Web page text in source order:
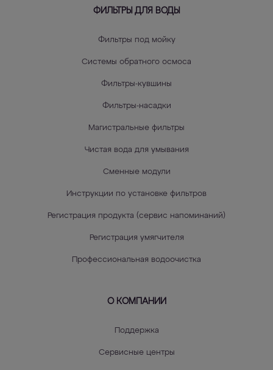
ФИЛЬТРЫ ДЛЯ ВОДЫ
Фильтры под мойку
Системы обратного осмоса
Фильтры-кувшины
Фильтры-насадки
Магистральные фильтры
Чистая вода для умывания
Сменные модули
Инструкции по установке фильтров
Регистрация продукта (сервис напоминаний)
Регистрация умягчителя
Профессиональная водоочистка
О КОМПАНИИ
Поддержка
Сервисные центры